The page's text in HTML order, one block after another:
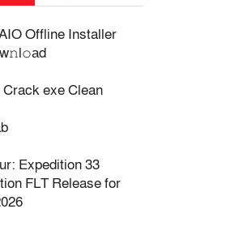
Offline Installer
exe Clean
Expedition 33
FLT Release for